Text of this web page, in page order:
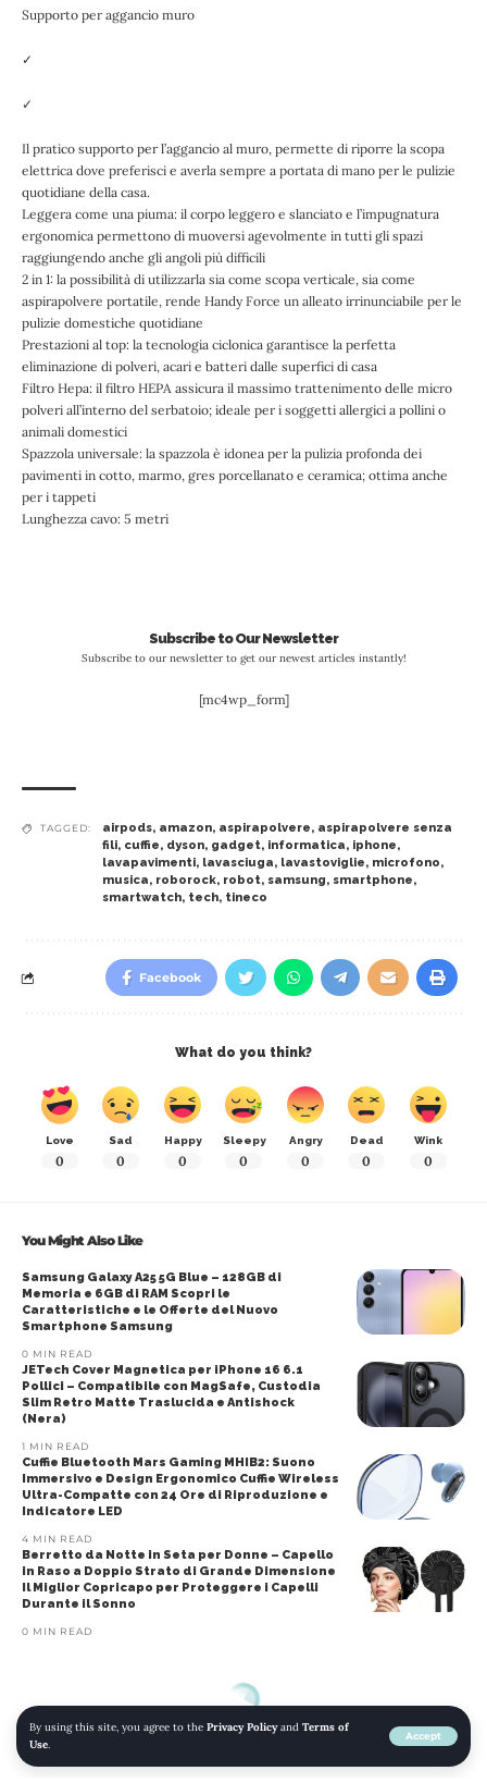
By using this site, you agree to the Privacy Policyand Terms of
Use.
Accept
Supporto per aggancio muro
✓
✓
Il pratico supporto per l’aggancio al muro, permette di riporre la scopa
elettrica dove preferisci e averla sempre a portata di mano per le pulizie
quotidiane della casa.
Leggera come una piuma: il corpo leggero e slanciato e l’impugnatura
ergonomica permettono di muoversi agevolmente in tutti gli spazi
raggiungendo anche gli angoli più difficili
2 in 1: la possibilità di utilizzarla sia come scopa verticale, sia come
aspirapolvere portatile, rende Handy Force un alleato irrinunciabile per le
pulizie domestiche quotidiane
Prestazioni al top: la tecnologia ciclonica garantisce la perfetta
eliminazione di polveri, acari e batteri dalle superfici di casa
Filtro Hepa: il filtro HEPA assicura il massimo trattenimento delle micro
polveri all’interno del serbatoio; ideale per i soggetti allergici a pollini o
animali domestici
Spazzola universale: la spazzola è idonea per la pulizia profonda dei
pavimenti in cotto, marmo, gres porcellanato e ceramica; ottima anche
per i tappeti
Lunghezza cavo: 5 metri
Subscribe to Our Newsletter
Subscribe to our newsletter to get our newest articles instantly!
[mc4wp_form]
TAGGED: airpods, amazon, aspirapolvere, aspirapolvere senza
fili, cuffie, dyson, gadget, informatica, iphone,
lavapavimenti, lavasciuga, lavastoviglie, microfono,
musica, roborock, robot, samsung, smartphone,
smartwatch, tech, tineco
Facebook
What do you think?
Love
0
Sad
0
Happy
0
Sleepy
0
Angry
0
Dead
0
Wink
0
You Might Also Like
Samsung Galaxy A25 5G Blue – 128GB di
Memoria e 6GB di RAM Scopri le
Caratteristiche e le Offerte del Nuovo
Smartphone Samsung
0 MIN READ
JETech Cover Magnetica per iPhone 16 6.1
Pollici – Compatibile con MagSafe, Custodia
Slim Retro Matte Traslucida e Antishock
(Nera)
1 MIN READ
Cuffie Bluetooth Mars Gaming MHIB2: Suono
Immersivo e Design Ergonomico Cuffie Wireless
Ultra-Compatte con 24 Ore di Riproduzione e
Indicatore LED
4 MIN READ
Berretto da Notte in Seta per Donne – Capello
in Raso a Doppio Strato di Grande Dimensione
Il Miglior Copricapo per Proteggere i Capelli
Durante il Sonno
0 MIN READ